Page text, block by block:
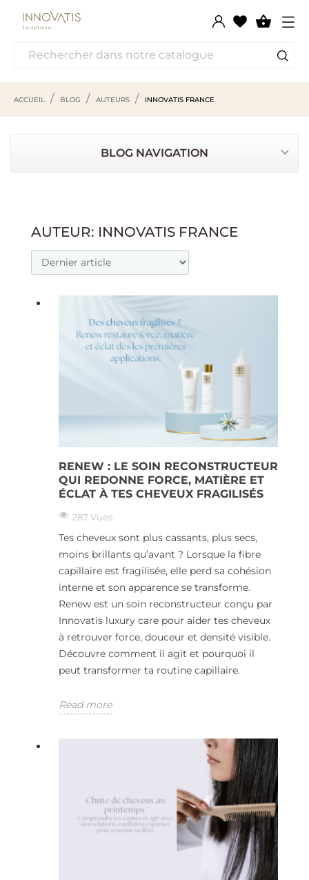

ACCUEIL BLOG AUTEURS INNOVATIS FRANCE
BLOG NAVIGATION
AUTEUR: INNOVATIS FRANCE
RENEW : LE SOIN RECONSTRUCTEUR
QUI REDONNE FORCE, MATIÈRE ET
ÉCLAT À TES CHEVEUX FRAGILISÉS
287 Vues
Tes cheveux sont plus cassants, plus secs,
moins brillants qu’avant ? Lorsque la fibre
capillaire est fragilisée, elle perd sa cohésion
interne et son apparence se transforme.
Renew est un soin reconstructeur conçu par
Innovatis luxury care pour aider tes cheveux
à retrouver force, douceur et densité visible.
Découvre comment il agit et pourquoi il
peut transformer ta routine capillaire.
Read more